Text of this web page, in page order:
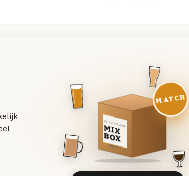
DEZE MAAND
MIX
BOX
8 BIEREN
MATCH